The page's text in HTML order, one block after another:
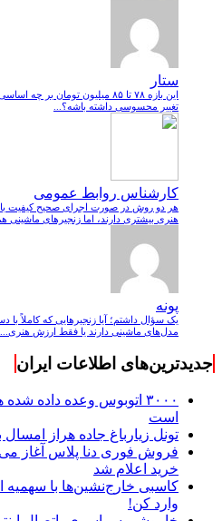
ستار
این بازه ۷۸ تا ۸۵ میلیون تومان
تغییر محسوسی داشته باشه؟...
کارشناس روابط عمومی
هر دو روش در صورت اجرای صحیح کیفیت
هنری بیشتری دارند، اما زنجیرهای ماشینی
پونه
یک سؤال داشتم؛ آیا زنجیرهایی که کاملاً
مدل‌های ماشینی دارند یا فقط ارزش هنری...
جدیدترین‌های اطلاعات ایران
۳۰۰۰ اتوبوس وعده داده
است
تونل زیارباغ جاده هراز
فروش فوری دنا پلاس آغاز
خرید اعلام شد
وارد کن!